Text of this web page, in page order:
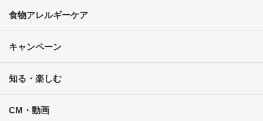
食物アレルギーケア
キャンペーン
知る・楽しむ
CM・動画